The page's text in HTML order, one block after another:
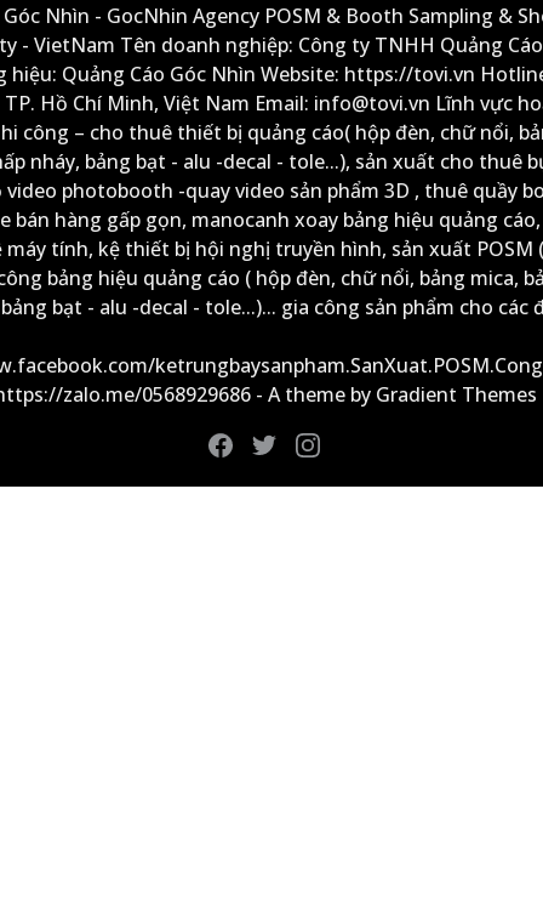
Nhìn - GocNhin Agency POSM & Booth Sampling &
- VietNam Tên doanh nghiệp: Công ty TNHH Quảng
Quảng Cáo Góc Nhìn Website: https://tovi.vn
Hồ Chí Minh, Việt Nam Email: info@tovi.vn Lĩnh vực
công – cho thuê thiết bị quảng cáo( hộp đèn, chữ nổi,
nháy, bảng bạt - alu -decal - tole...), sản xuất cho thuê
photobooth -quay video sản phẩm 3D , thuê quầy
bán hàng gấp gọn, manocanh xoay bảng hiệu quảng
tính, kệ thiết bị hội nghị truyền hình, sản xuất POSM
bảng hiệu quảng cáo ( hộp đèn, chữ nổi, bảng mica,
bạt - alu -decal - tole...)... gia công sản phẩm cho các
zalo.me/0568929686 - A theme by Gradient